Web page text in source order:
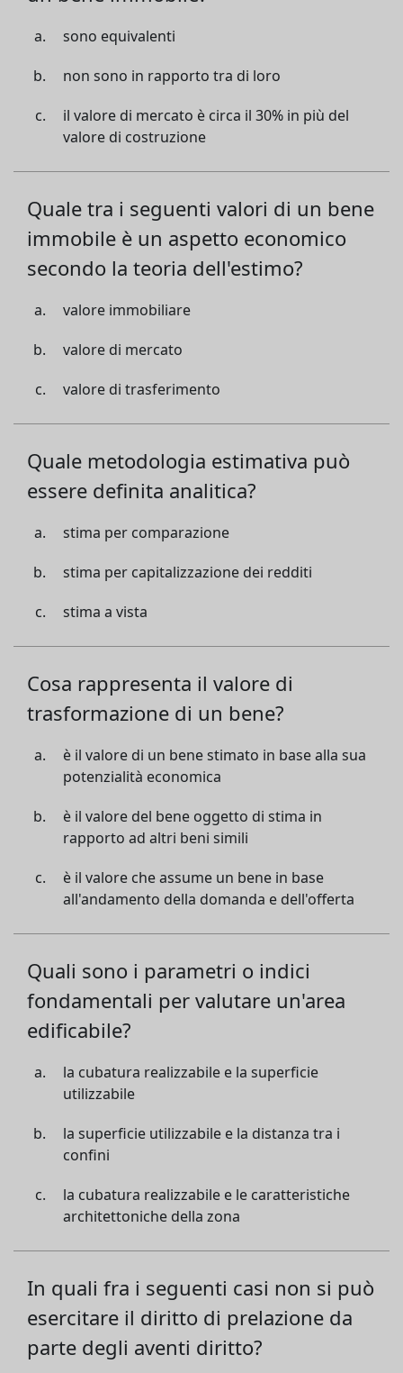
sono equivalenti
non sono in rapporto tra di loro
il valore di mercato è circa il 30% in più del
valore di costruzione
Quale tra i seguenti valori di un bene
immobile è un aspetto economico
secondo la teoria dell'estimo?
valore immobiliare
valore di mercato
valore di trasferimento
Quale metodologia estimativa può
essere definita analitica?
stima per comparazione
stima per capitalizzazione dei redditi
stima a vista
Cosa rappresenta il valore di
trasformazione di un bene?
è il valore di un bene stimato in base alla sua
potenzialità economica
è il valore del bene oggetto di stima in
rapporto ad altri beni simili
è il valore che assume un bene in base
all'andamento della domanda e dell'offerta
Quali sono i parametri o indici
fondamentali per valutare un'area
edificabile?
la cubatura realizzabile e la superficie
utilizzabile
la superficie utilizzabile e la distanza tra i
confini
la cubatura realizzabile e le caratteristiche
architettoniche della zona
In quali fra i seguenti casi non si può
esercitare il diritto di prelazione da
parte degli aventi diritto?